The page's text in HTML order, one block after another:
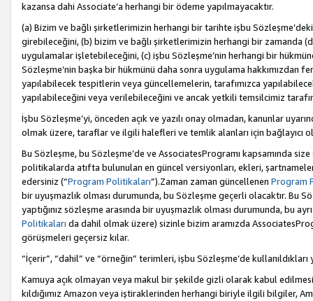
kazansa dahi Associate’a herhangi bir ödeme yapılmayacaktır.
(a) Bizim ve bağlı şirketlerimizin herhangi bir tarihte işbu
girebileceğini, (b) bizim ve bağlı şirketlerimizin herhangi bir zamanda
uygulamalar işletebileceğini, (c) işbu Sözleşme’nin herhangi bir
Sözleşme’nin başka bir hükmünü daha sonra uygulama hakkımızdan
yapılabilecek tespitlerin veya güncellemelerin, tarafımızca
yapılabileceğini veya verilebileceğini ve ancak yetkili temsilcimiz
İşbu Sözleşme’yi, önceden açık ve yazılı onay olmadan, kanunlar
olmak üzere, taraflar ve ilgili halefleri ve temlik alanları için bağlayıcı
Bu Sözleşme, bu Sözleşme’de ve AssociatesProgramı kapsamında
politikalarda atıfta bulunulan en güncel versiyonları, ekleri,
edersiniz (“Program Politikaları”).Zaman zaman güncellenen Program
bir uyuşmazlık olması durumunda, bu Sözleşme geçerli olacaktır. Bu
yaptığınız sözleşme arasında bir uyuşmazlık olması durumunda, bu
Politikaları da dahil olmak üzere) sizinle bizim aramızda
görüşmeleri geçersiz kılar.
“İçerir”, “dahil” ve “örneğin” terimleri, işbu Sözleşme’de
Kamuya açık olmayan veya makul bir şekilde gizli olarak kabul
kıldığımız Amazon veya iştiraklerinden herhangi biriyle ilgili bilgiler,